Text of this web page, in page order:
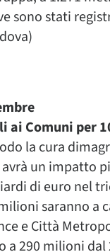
sono stati
ai Comuni per
la cura
un impatto
di euro nel
saranno a
e Città
a 290 milioni dal